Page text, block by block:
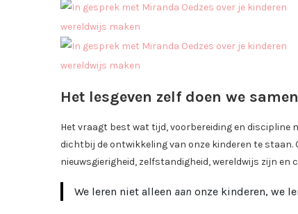
Het lesgeven zelf doen we
Het vraagt best wat tijd, voorbereiding en discipline
dichtbij de ontwikkeling van onze kinderen te staan.
nieuwsgierigheid, zelfstandigheid, wereldwijs zijn en
We leren niet alleen aan onze kinderen, we